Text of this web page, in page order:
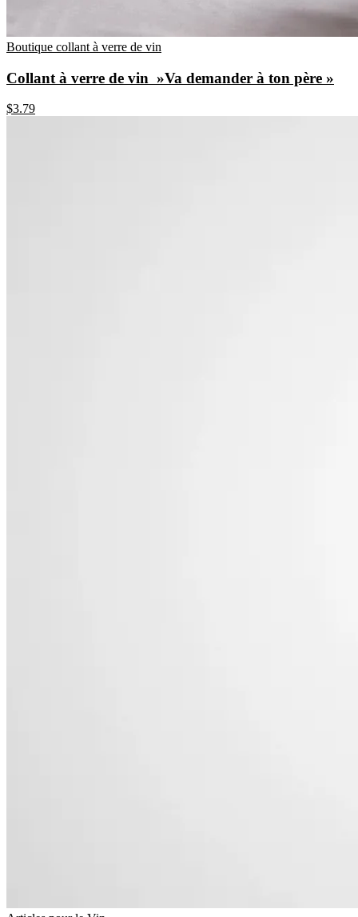
Boutique collant à verre de vin
Collant à verre de vin »Va demander à ton père »
$3.79